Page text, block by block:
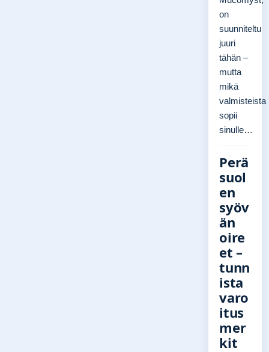
on
suunniteltu
juuri
tähän –
mutta
mikä
valmisteista
sopii
sinulle…
Perä
suol
en
syöv
än
oire
et –
tunn
ista
varo
itus
mer
kit